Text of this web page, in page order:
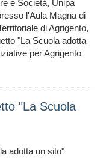
e Società, Unipa
l'Aula Magna di
di Agrigento,
"La Scuola adotta
per Agrigento
"La Scuola
adotta un sito"